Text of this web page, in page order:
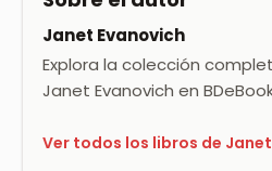
Janet Evanovich
Explora la colección
Janet Evanovich en
Ver todos los libros de